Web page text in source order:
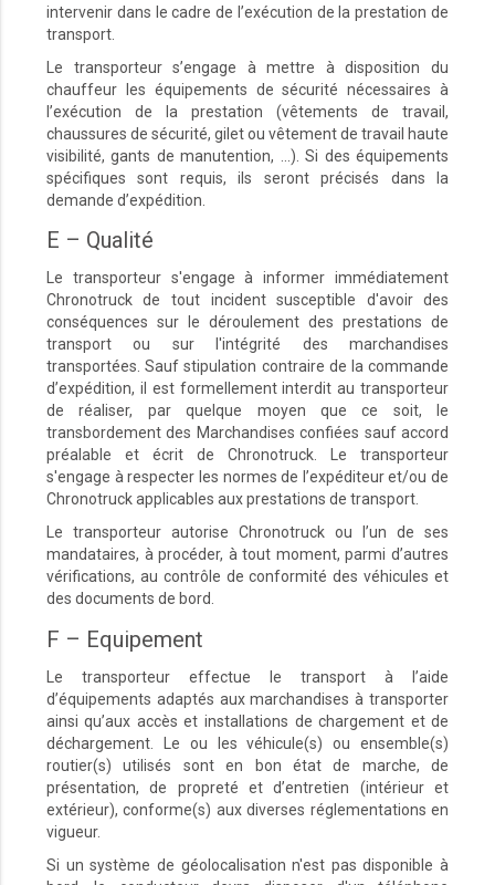
intervenir dans le cadre de l’exécution de la prestation de
transport.
Le transporteur s’engage à mettre à disposition du
chauffeur les équipements de sécurité nécessaires à
l’exécution de la prestation (vêtements de travail,
chaussures de sécurité, gilet ou vêtement de travail haute
visibilité, gants de manutention, ...). Si des équipements
spécifiques sont requis, ils seront précisés dans la
demande d’expédition.
E – Qualité
Le transporteur s'engage à informer immédiatement
Chronotruck de tout incident susceptible d'avoir des
conséquences sur le déroulement des prestations de
transport ou sur l'intégrité des marchandises
transportées. Sauf stipulation contraire de la commande
d’expédition, il est formellement interdit au transporteur
de réaliser, par quelque moyen que ce soit, le
transbordement des Marchandises confiées sauf accord
préalable et écrit de Chronotruck. Le transporteur
s'engage à respecter les normes de l’expéditeur et/ou de
Chronotruck applicables aux prestations de transport.
Le transporteur autorise Chronotruck ou l’un de ses
mandataires, à procéder, à tout moment, parmi d’autres
vérifications, au contrôle de conformité des véhicules et
des documents de bord.
F – Equipement
Le transporteur effectue le transport à l’aide
d’équipements adaptés aux marchandises à transporter
ainsi qu’aux accès et installations de chargement et de
déchargement. Le ou les véhicule(s) ou ensemble(s)
routier(s) utilisés sont en bon état de marche, de
présentation, de propreté et d’entretien (intérieur et
extérieur), conforme(s) aux diverses réglementations en
vigueur.
Si un système de géolocalisation n'est pas disponible à